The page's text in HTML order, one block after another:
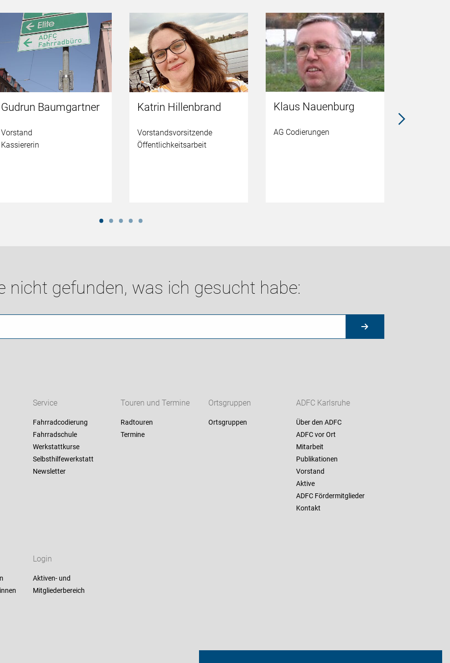
Gudrun Baumgartner
Vorstand
Kassiererin
Katrin Hillenbrand
Vorstandsvorsitzende
Öffentlichkeitsarbeit
Klaus Nauenburg
AG Codierungen
nicht gefunden, was ich gesucht habe:
Service
Fahrradcodierung
Fahrradschule
Werkstattkurse
Selbsthilfewerkstatt
Newsletter
Touren und Termine
Radtouren
Termine
Ortsgruppen
Ortsgruppen
ADFC Karlsruhe
Über den ADFC
ADFC vor Ort
Mitarbeit
Publikationen
Vorstand
Aktive
ADFC Fördermitglieder
Kontakt
Login
Aktiven- und
Mitgliederbereich